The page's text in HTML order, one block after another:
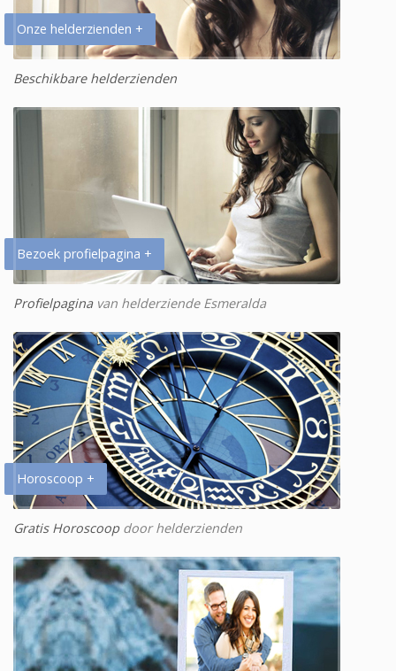
Onze helderzienden +
Beschikbare helderzienden
Bezoek profielpagina +
Profielpagina van helderziende Esmeralda
Horoscoop +
Gratis Horoscoopdoor helderzienden